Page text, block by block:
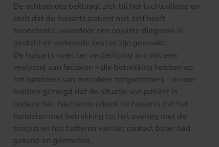
De echtgenote beklaagt zich bij het tuchtcollege en
stelt dat de huisarts patiënt niet zelf heeft
beoordeeld, waardoor een onjuiste diagnose is
gesteld en verkeerde keuzes zijn gemaakt.
De huisarts voert ter verdediging aan dat een
veelvoud aan factoren – die betrekking hebben op
het handelen van meerdere zorgverleners – ervoor
hebben gezorgd dat de situatie van patiënt is
onderschat. Niettemin erkent de huisarts dat het
handelen met betrekking tot het overleg met de
triagist en het fiatteren van het contact beter had
gekund en gemoeten.